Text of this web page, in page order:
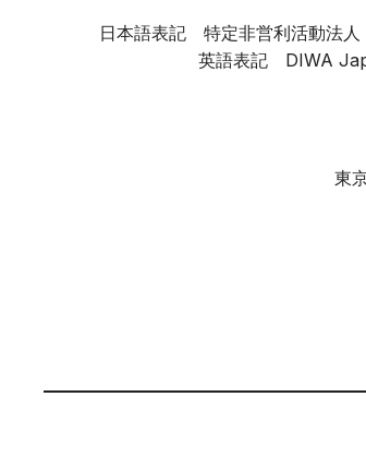
日本語表記 特定非営利活動法人
英語表記 DIWA
東